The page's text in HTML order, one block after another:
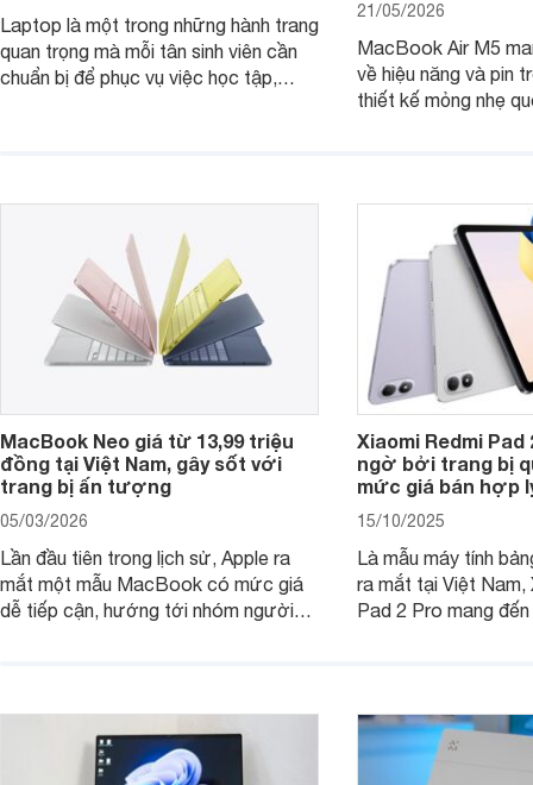
Laptop là một trong những hành trang
quan trọng mà mỗi tân sinh viên cần
chuẩn bị để phục vụ việc học tập,
MacBook đáng cân nhắc dành cho
21/05/2026
MacBook Air M5
về hiệu năng và pin
thiết kế mỏng nhẹ
MacBook Neo giá từ 13,99 triệu
đồng tại Việt Nam, gây sốt với
trang bị ấn tượng
05/03/2026
Lần đầu tiên trong lịch sử, Apple ra
mắt một mẫu MacBook có mức giá
dễ tiếp cận, hướng tới nhóm người
hút sự quan tâm lớn từ thị trường.
Xiaomi Redmi Pad
ngờ bởi trang bị
mức giá bán hợp
15/10/2025
Là mẫu máy tính
ra mắt tại Việt Nam,
Pad 2 Pro mang